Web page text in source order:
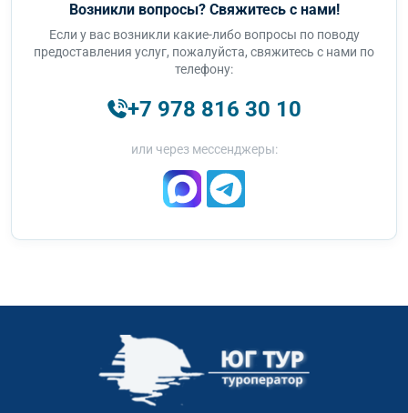
Возникли вопросы? Свяжитесь с нами!
Если у вас возникли какие-либо вопросы по поводу
предоставления услуг, пожалуйста, свяжитесь с нами по
телефону:
+7 978 816 30 10
или через мессенджеры: